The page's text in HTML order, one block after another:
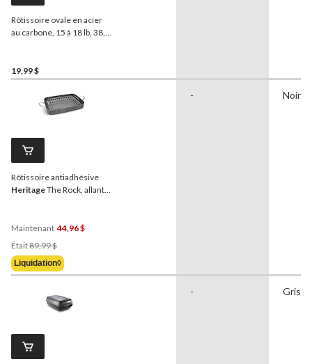
Rôtissoire ovale en acier
au carbone, 15 à 18 lb, 38,7
19,99 $
Rôtissoire antiadhésive
HeritageThe Rock, allant
Maintenant 44,96 $
Était89,99 $
Était
89,99 $
Liquidation◊
- Noir
- Gris